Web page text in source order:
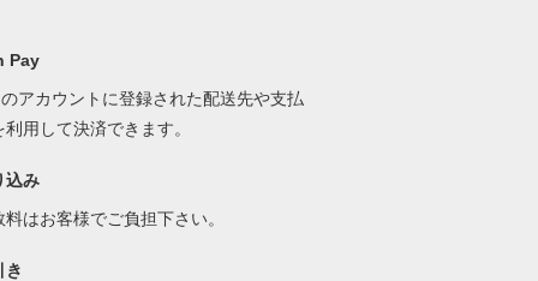
Pay
アカウントに登録された配送先や支払
利用して決済できます。
込み
料はお客様でご負担下さい。
き